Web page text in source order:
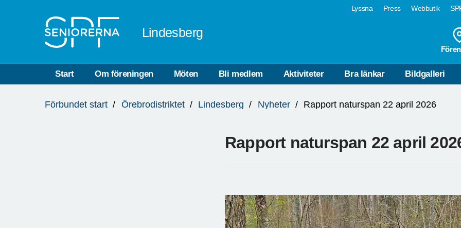
Lyssna Press Webbutik
Lindesberg
Start Om föreningen Möten Bli medlem Aktiviteter Bra länkar Bildgalleri
är
Förbundet start Örebrodistriktet Lindesberg Nyheter Rapport naturspan 22 april 2026
Rapport naturspan 22 april